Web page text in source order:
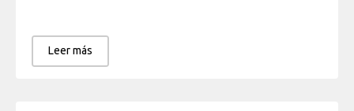
Leer más